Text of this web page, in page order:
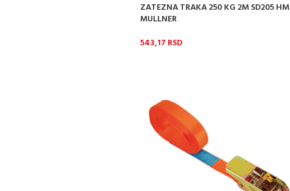
ZATEZNA TRAKA 250 KG 2M SD205 HM
MULLNER
543,17 RSD